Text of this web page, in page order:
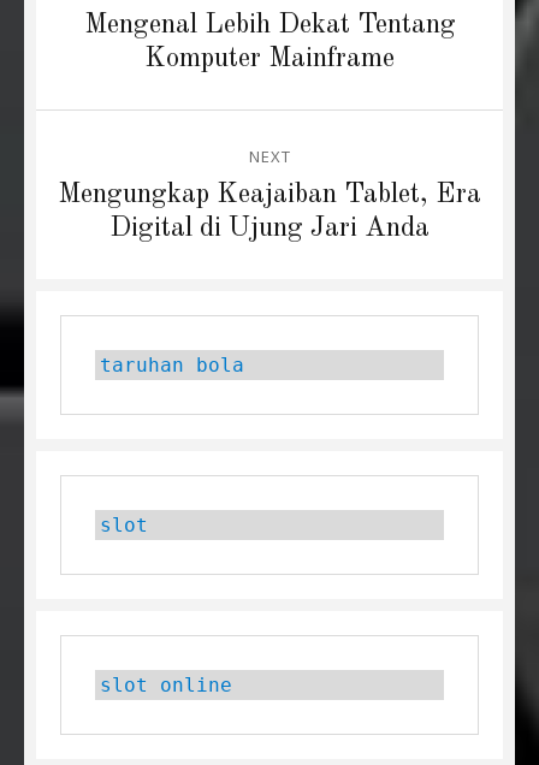
navigation
PreviousMengenal Lebih Dekat Tentang
Komputer Mainframe
NEXT
NextMengungkap Keajaiban Tablet, Era
Digital di Ujung Jari Anda
taruhan bola
slot
slot online